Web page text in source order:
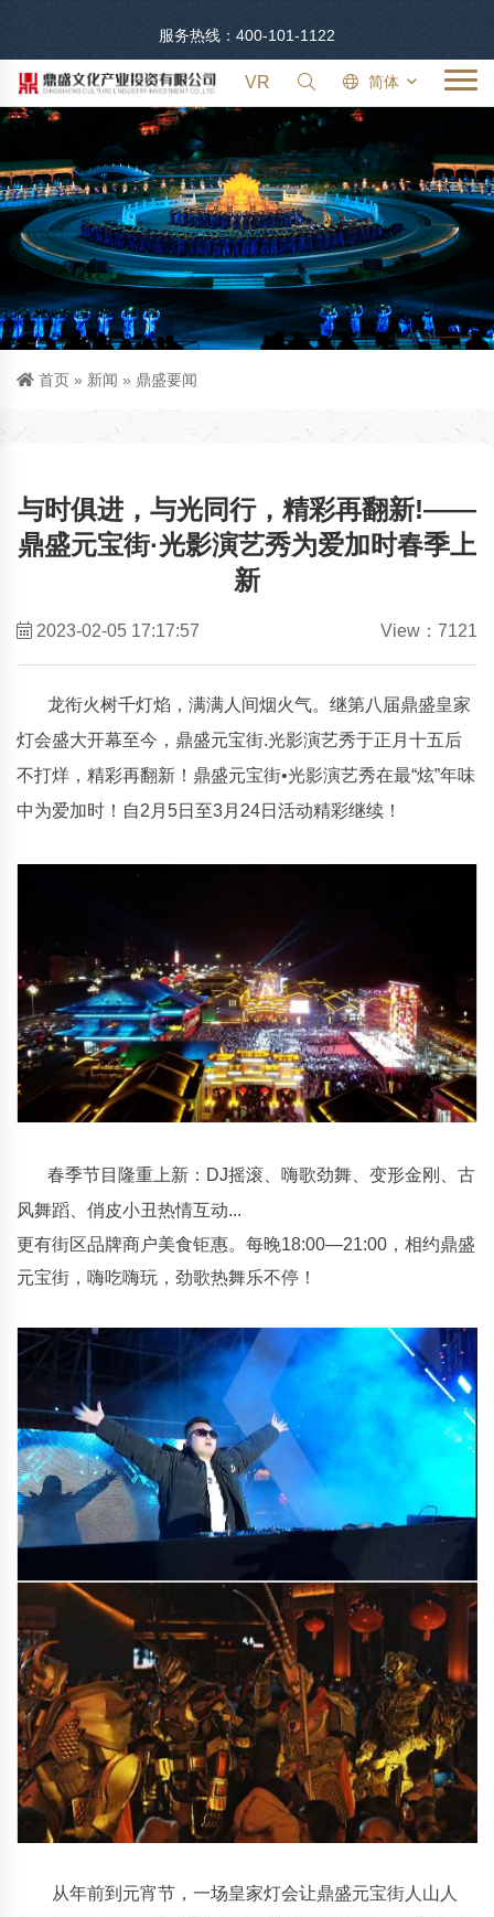
服务热线：400-101-1122
VR 简体
首页 » 新闻 » 鼎盛要闻
与时俱进，与光同行，精彩再翻新!——
鼎盛元宝街·光影演艺秀为爱加时春季上
新
View：7121
2023-02-05 17:17:57
龙衔火树千灯焰，满满人间烟火气。继第八届鼎盛皇家
灯会盛大开幕至今，鼎盛元宝街.光影演艺秀于正月十五后
不打烊，精彩再翻新！鼎盛元宝街•光影演艺秀在最“炫”年味
中为爱加时！自2月5日至3月24日活动精彩继续！
春季节目隆重上新：DJ摇滚、嗨歌劲舞、变形金刚、古
风舞蹈、俏皮小丑热情互动...
更有街区品牌商户美食钜惠。每晚18:00—21:00，相约鼎盛
元宝街，嗨吃嗨玩，劲歌热舞乐不停！
从年前到元宵节，一场皇家灯会让鼎盛元宝街人山人